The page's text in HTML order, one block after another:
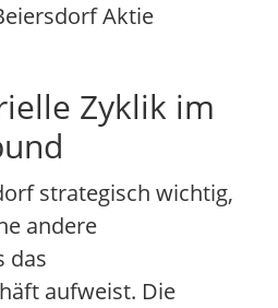
Aktie
Zyklik im
strategisch wichtig,
andere
das
aufweist. Die